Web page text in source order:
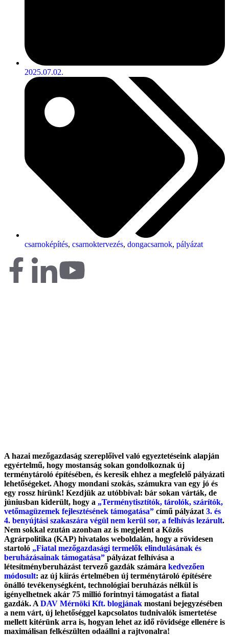
2025.07.02.
csarnoképítés, csarnoktervezés, dongacsarnok, pályázat
A hazai mezőgazdaság szereplőivel való egyeztetéseink alapján
egyértelmű, hogy mostanság sokan gondolkoznak új
terménytároló építésében, és keresik ehhez a megfelelő pályázati
lehetőségeket. Ahogy mondani szokás, számukra van egy jó és
egy rossz hírünk! Kezdjük az utóbbival: bár sokan várták, de
júniusban kiderült, hogy a „Terménytisztítók, tárolók, szárítók,
vetőmagüzemek fejlesztésének támogatása” című pályázat 3. és
4. benyújtási szakaszára végül nem kerül sor, a felhívás lezárult.
Nem sokkal ezután azonban az is megjelent a Közös
Agrárpolitika (KAP) hivatalos weboldalán, hogy a rövidesen
startoló „Fiatal mezőgazdasági termelők elindulásának és
beruházásainak támogatása” pályázat felhívása a
létesítményberuházást tervező gazdák számára kedvezően
módosult: az új kiírás értelmében új terménytároló építésére
önálló tevékenységként, technológiai beruházás nélkül is
igényelhetnek akár 75 millió forintnyi támogatást a fiatal
gazdák. A DAV Mérnöki Kft. blogjának mostani bejegyzésében
a nem várt, új lehetőséggel kapcsolatos tudnivalók ismertetése
mellett kitérünk arra is, hogyan lehet az idő rövidsége ellenére is
maximálisan felkészülten odaállni a rajtvonalra!